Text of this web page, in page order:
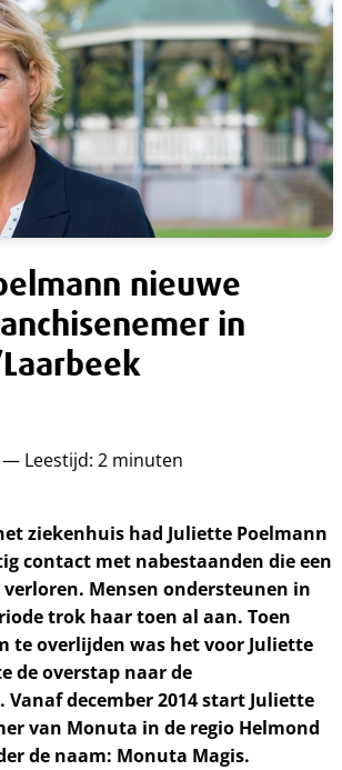
nieuwe
in
Leestijd: 2 minuten
ziekenhuis had Juliette Poelmann
contact met nabestaanden die een
Mensen ondersteunen in
trok haar toen al aan. Toen
te overlijden was het voor Juliette
de overstap naar de
december 2014 start Juliette
van Monuta in de regio Helmond
de naam: Monuta Magis.